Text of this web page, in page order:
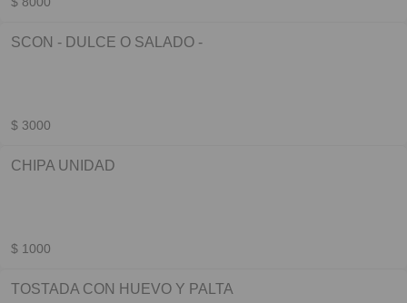
SCON - DULCE O SALADO -
$ 3000
CHIPA UNIDAD
$ 1000
TOSTADA CON HUEVO Y PALTA